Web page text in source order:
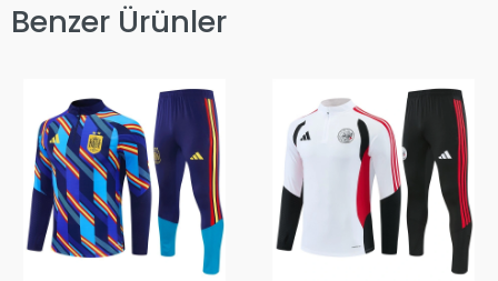
Benzer Ürünler